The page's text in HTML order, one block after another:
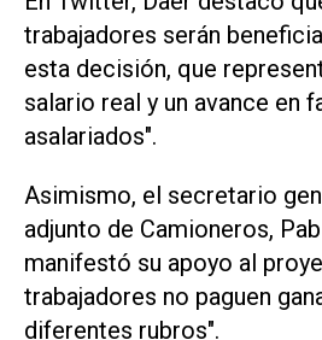
trabajadores serán
esta decisión, que
salario real y un avance en
asalariados".
Asimismo, el secretario
adjunto de Camioneros,
manifestó su apoyo al
trabajadores no paguen
diferentes rubros".